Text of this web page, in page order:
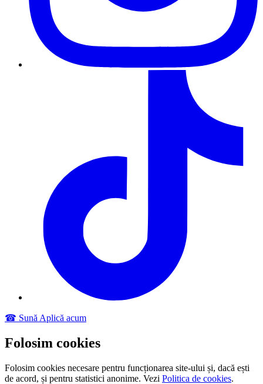
☎ Sună Aplică acum
Folosim cookies
Folosim cookies necesare pentru funcționarea site-ului și, dacă ești
de acord, și pentru statistici anonime. Vezi Politica de cookies.